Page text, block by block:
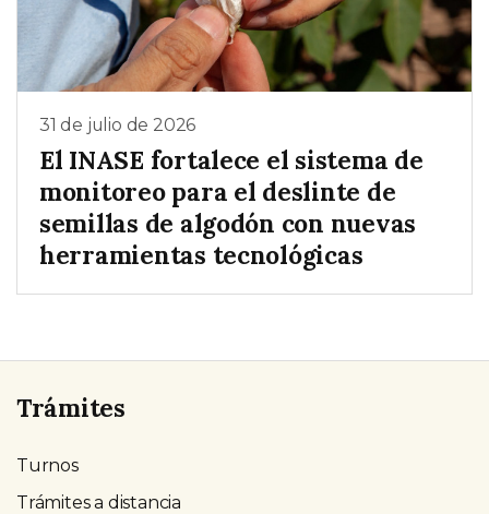
31 de julio de 2026
El INASE fortalece el sistema de
monitoreo para el deslinte de
semillas de algodón con nuevas
herramientas tecnológicas
Trámites
Turnos
Trámites a distancia